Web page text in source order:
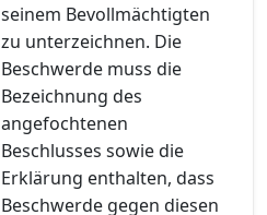
seinem Bevollmächtigten
zu unterzeichnen. Die
Beschwerde muss die
Bezeichnung des
angefochtenen
Beschlusses sowie die
Erklärung enthalten, dass
Beschwerde gegen diesen